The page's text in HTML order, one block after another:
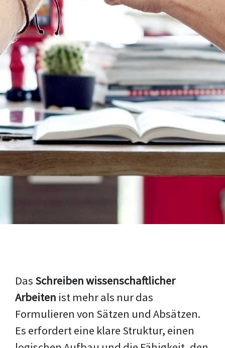
Das Schreiben wissenschaftlicher
Arbeiten ist mehr als nur das
Formulieren von Sätzen und Absätzen.
Es erfordert eine klare Struktur, einen